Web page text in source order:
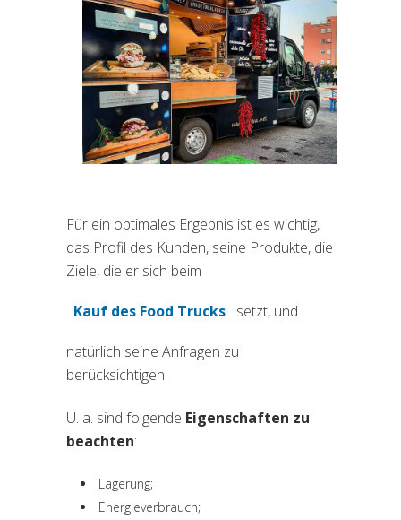
Für ein optimales Ergebnis ist es wichtig,
das Profil des Kunden, seine Produkte, die
Ziele, die er sich beim
Kauf des Food Trucks
(si apre in una nuova scheda)
setzt, und
natürlich seine Anfragen zu
berücksichtigen.
U. a. sind folgende Eigenschaften zu
beachten:
Lagerung;
Energieverbrauch;